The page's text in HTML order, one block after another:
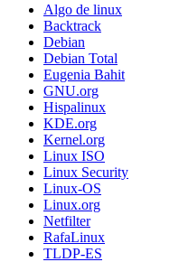
Algo de linux
Backtrack
Debian
Debian Total
Eugenia Bahit
GNU.org
Hispalinux
KDE.org
Kernel.org
Linux ISO
Linux Security
Linux-OS
Linux.org
Netfilter
RafaLinux
TLDP-ES